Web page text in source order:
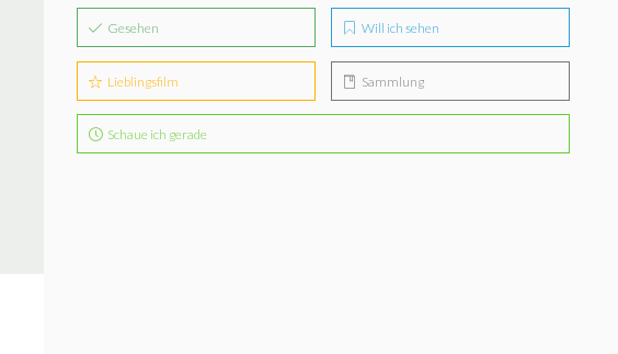
Gesehen Will ich sehen
Lieblingsfilm Sammlung
Schaue ich gerade